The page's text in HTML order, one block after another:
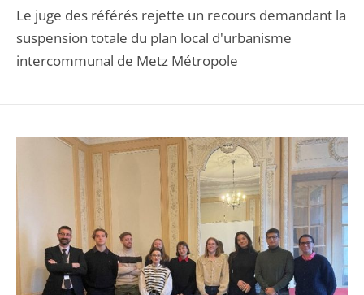
Le juge des référés rejette un recours demandant la
suspension totale du plan local d'urbanisme
intercommunal de Metz Métropole